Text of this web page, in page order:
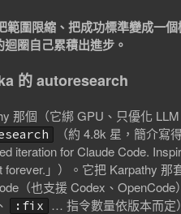
範圍限縮、把成功標準變成一
圈自己累積出進步。
的 autoresearch
那個（它綁 GPU、只優化
（約 4.8k 星，簡介
iteration for Claude Code.
」）。它把 Karpathy
（也支援 Codex、
、 :fix … 指令數量依版本而定